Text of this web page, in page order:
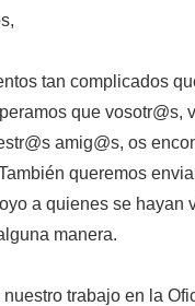
tan complicados
que vosotr@s,
amig@s, os
queremos
a quienes se hayan
manera.
nuestro trabajo en la